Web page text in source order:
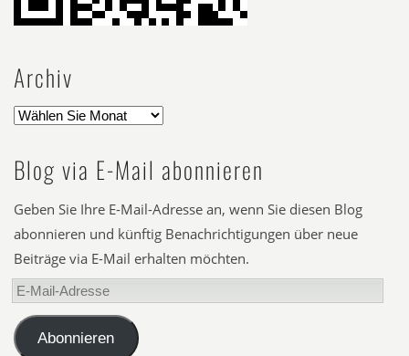
Archiv
Blog via E-Mail abonnieren
Geben Sie Ihre E-Mail-Adresse an, wenn Sie diesen Blog
abonnieren und künftig Benachrichtigungen über neue
Beiträge via E-Mail erhalten möchten.
E-
Mail-
AdresseAbonnieren